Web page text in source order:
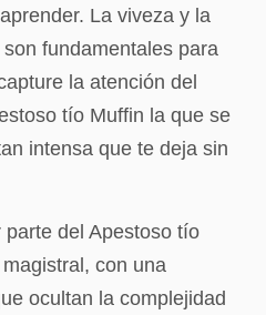
La viveza y la
fundamentales para
la atención del
tío Muffin la que se
intensa que te deja sin
del Apestoso tío
con una
ocultan la complejidad